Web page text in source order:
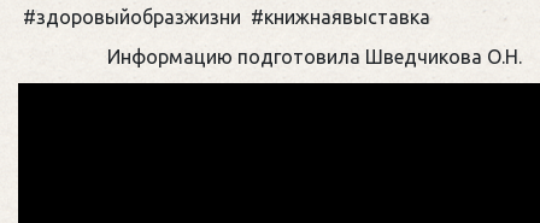
#здоровыйобразжизни #книжнаявыставка
Информацию подготовила Шведчикова О.Н.